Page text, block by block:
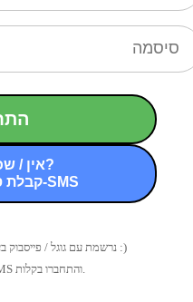
אין / שכחת סיסמה?
קבלת סיסמה חדשה ב-SMS
נרשמת עם גוגל / פייסבוק בעבר? מעכשיו מתחברים עם טלפון :)
קבלו סיסמה חדשה ב-SMS והתחברו בקלות.